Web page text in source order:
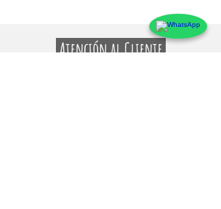
Atención al Cliente